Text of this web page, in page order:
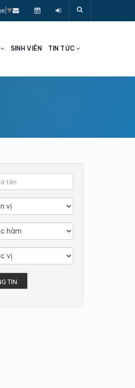
▼
SINH VIÊN TIN TỨC
TIN